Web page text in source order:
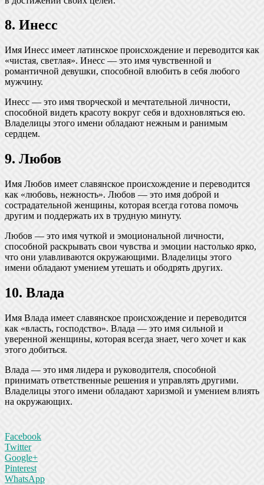
8. Инесс
Имя Инесс имеет латинское происхождение и переводится как
«чистая, светлая». Инесс — это имя чувственной и
романтичной девушки, способной влюбить в себя любого
мужчину.
Инесс — это имя творческой и мечтательной личности,
способной видеть красоту вокруг себя и вдохновляться ею.
Владелицы этого имени обладают нежным и ранимым
сердцем.
9. Любов
Имя Любов имеет славянское происхождение и переводится
как «любовь, нежность». Любов — это имя доброй и
сострадательной женщины, которая всегда готова помочь
другим и поддержать их в трудную минуту.
Любов — это имя чуткой и эмоциональной личности,
способной раскрывать свои чувства и эмоции настолько ярко,
что они улавливаются окружающими. Владелицы этого
имени обладают умением утешать и ободрять других.
10. Влада
Имя Влада имеет славянское происхождение и переводится
как «власть, господство». Влада — это имя сильной и
уверенной женщины, которая всегда знает, чего хочет и как
этого добиться.
Влада — это имя лидера и руководителя, способной
принимать ответственные решения и управлять другими.
Владелицы этого имени обладают харизмой и умением влиять
на окружающих.
Facebook
Twitter
Google+
Pinterest
WhatsApp